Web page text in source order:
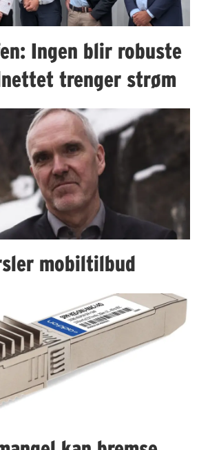
Ingen blir robuste
trenger strøm
mobiltilbud